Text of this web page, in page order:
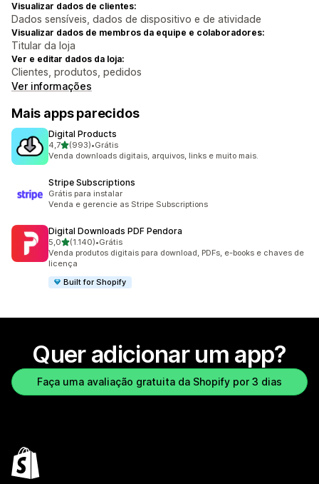
Visualizar dados de clientes:
Dados sensíveis, dados de dispositivo e de atividade
Visualizar dados de membros da equipe e colaboradores:
Titular da loja
Ver e editar dados da loja:
Clientes, produtos, pedidos
Ver informações
Mais apps parecidos
Digital Products
4,7de 5 estrelas
(993)
993 avaliações ao todo
•Grátis
Venda downloads digitais, arquivos, links e muito mais.
Stripe Subscriptions
Grátis para instalar
Venda e gerencie as Stripe Subscriptions
Digital Downloads PDF Pendora
5,0de 5 estrelas
(1.140)
1140 avaliações ao todo
•Grátis
Venda produtos digitais para download, PDFs, e-books e chaves de
licença
Built for Shopify
Quer adicionar um app?
Faça uma avaliação gratuita da Shopify por 3 dias